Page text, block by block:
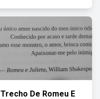
Trecho De Romeu E